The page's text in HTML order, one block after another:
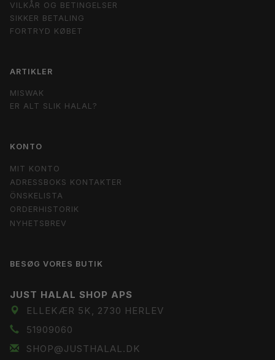
VILKÅR OG BETINGELSER
SIKKER BETALING
FORTRYD KØBET
ARTIKLER
MISWAK
ER ALT SLIK HALAL?
KONTO
MIT KONTO
ADRESSBOKS KONTAKTER
ÖNSKELISTA
ORDERHISTORIK
NYHETSBREV
BESØG VORES BUTIK
JUST HALAL SHOP APS
ELLEKÆR 5K, 2730 HERLEV
51909060
SHOP@JUSTHALAL.DK